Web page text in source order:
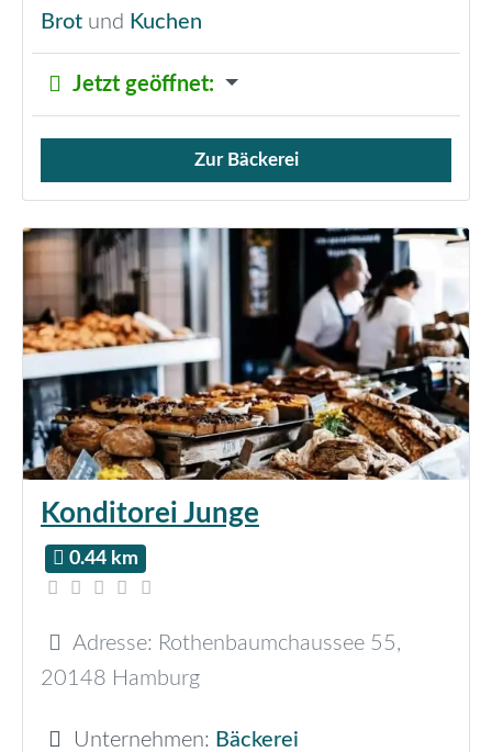
Brot und Kuchen
Jetzt geöffnet:
Verkauf von Brötchen,
Zur Bäckerei
Konditorei Junge
0.44 km
Adresse: Rothenbaumchaussee 55,
20148 Hamburg
Unternehmen: Bäckerei